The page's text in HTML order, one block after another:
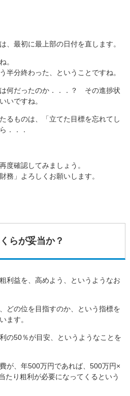
、最初に最上部の日付を直します。
。
半分終わった、ということですね。
何だったのか．．．？ その進捗状
いですね。
るものは、「立てた目標を忘れてし
．．．
度確認してみましょう。
務」よろしくお願いします。
らが妥当か？
利益を、高めよう、というようなお
どの位を目指すのか、という指標を
ます。
の50％が目安、というようなことを
が、年500万円であれば、500万円×
り粗利が必要になってくるという